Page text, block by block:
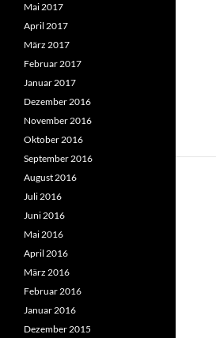
Mai 2017
April 2017
März 2017
Februar 2017
Januar 2017
Dezember 2016
November 2016
Oktober 2016
September 2016
August 2016
Juli 2016
Juni 2016
Mai 2016
April 2016
März 2016
Februar 2016
Januar 2016
Dezember 2015